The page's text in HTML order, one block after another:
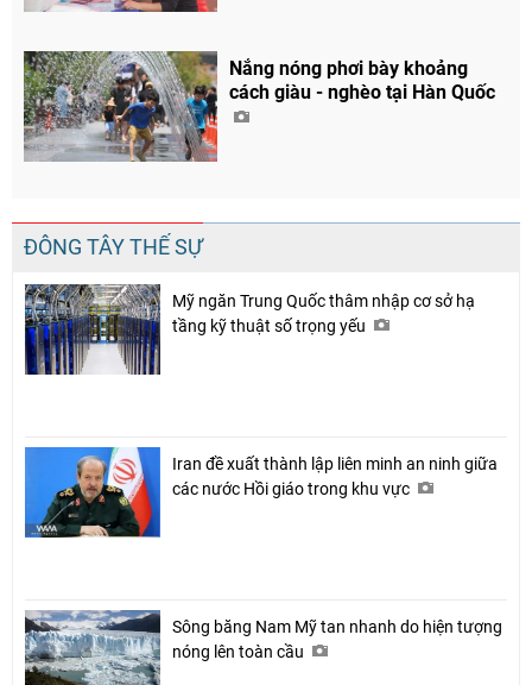
Nắng nóng phơi bày khoảng
cách giàu - nghèo tại Hàn Quốc
ĐÔNG TÂY THẾ SỰ
Mỹ ngăn Trung Quốc thâm nhập cơ sở hạ
tầng kỹ thuật số trọng yếu
Iran đề xuất thành lập liên minh an ninh giữa
các nước Hồi giáo trong khu vực
Sông băng Nam Mỹ tan nhanh do hiện tượng
nóng lên toàn cầu